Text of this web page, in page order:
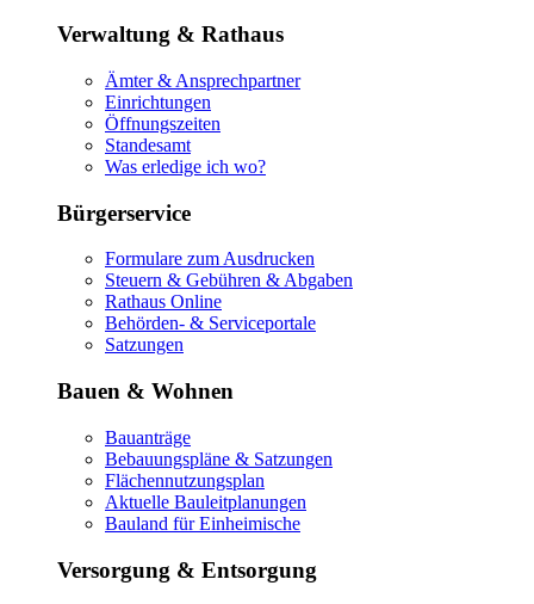
Verwaltung & Rathaus
Ämter & Ansprechpartner
Einrichtungen
Öffnungszeiten
Standesamt
Was erledige ich wo?
Bürgerservice
Formulare zum Ausdrucken
Steuern & Gebühren & Abgaben
Rathaus Online
Behörden- & Serviceportale
Satzungen
Bauen & Wohnen
Bauanträge
Bebauungspläne & Satzungen
Flächennutzungsplan
Aktuelle Bauleitplanungen
Bauland für Einheimische
Versorgung & Entsorgung